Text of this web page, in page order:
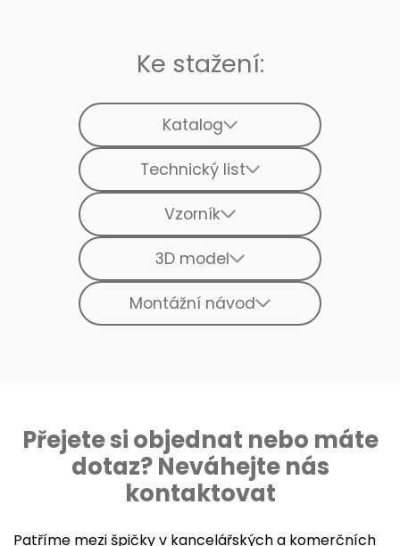
Ke stažení:
Katalog
Technický list
Vzorník
3D model
Montážní návod
Přejete si objednat nebo máte
dotaz? Neváhejte nás
kontaktovat
Patříme mezi špičky v kancelářských a komerčních